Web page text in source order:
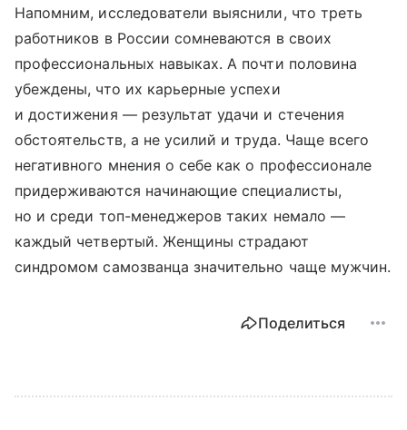
Напомним, исследователи выяснили, что треть
работников в России сомневаются в своих
профессиональных навыках. А почти половина
убеждены, что их карьерные успехи
и достижения — результат удачи и стечения
обстоятельств, а не усилий и труда. Чаще всего
негативного мнения о себе как о профессионале
придерживаются начинающие специалисты,
но и среди топ-менеджеров таких немало —
каждый четвертый. Женщины страдают
синдромом самозванца значительно чаще мужчин.
Поделиться